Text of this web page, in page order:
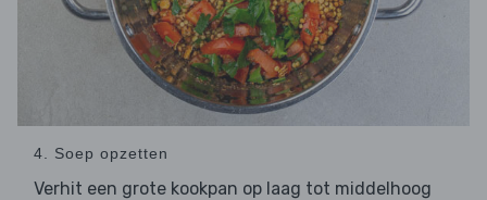
4. Soep opzetten
Verhit een grote kookpan op laag tot middelhoog